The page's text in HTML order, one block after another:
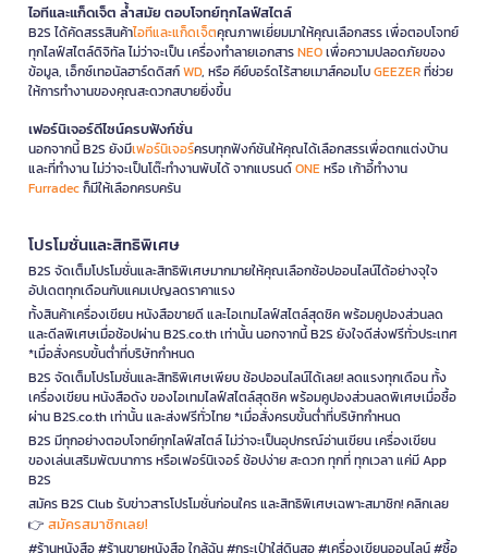
ไอทีและแก็ดเจ็ต ล้ำสมัย ตอบโจทย์ทุกไลฟ์สไตล์
B2S ได้คัดสรรสินค้าไอทีและแก็ดเจ็ตคุณภาพเยี่ยมมาให้คุณเลือกสรร เพื่อตอบโจทย์
ทุกไลฟ์สไตล์ดิจิทัล ไม่ว่าจะเป็น เครื่องทำลายเอกสารNEOเพื่อความปลอดภัยของ
ข้อมูล, เอ็กซ์เทอนัลฮาร์ดดิสก์WD, หรือ คีย์บอร์ดไร้สายเมาส์คอมโบGEEZERที่ช่วย
ให้การทำงานของคุณสะดวกสบายยิ่งขึ้น
เฟอร์นิเจอร์ดีไซน์ครบฟังก์ชั่น
นอกจากนี้ B2S ยังมีเฟอร์นิเจอร์ครบทุกฟังก์ชันให้คุณได้เลือกสรรเพื่อตกแต่งบ้าน
และที่ทำงาน ไม่ว่าจะเป็นโต๊ะทำงานพับได้ จากแบรนด์ONEหรือ เก้าอี้ทำงาน
Furradecก็มีให้เลือกครบครัน
โปรโมชั่นและสิทธิพิเศษ
B2S จัดเต็มโปรโมชั่นและสิทธิพิเศษมากมายให้คุณเลือกช้อปออนไลน์ได้อย่างจุใจ
อัปเดตทุกเดือนกับแคมเปญลดราคาแรง
ทั้งสินค้าเครื่องเขียน หนังสือขายดี และไอเทมไลฟ์สไตล์สุดชิค พร้อมคูปองส่วนลด
และดีลพิเศษเมื่อช้อปผ่าน B2S.co.th เท่านั้น นอกจากนี้ B2S ยังใจดีส่งฟรีทั่วประเทศ
*เมื่อสั่งครบขั้นต่ำที่บริษัทกำหนด
B2S จัดเต็มโปรโมชั่นและสิทธิพิเศษเพียบ ช้อปออนไลน์ได้เลย! ลดแรงทุกเดือน ทั้ง
เครื่องเขียน หนังสือดัง ของไอเทมไลฟ์สไตล์สุดชิค พร้อมคูปองส่วนลดพิเศษเมื่อซื้อ
ผ่าน B2S.co.th เท่านั้น และส่งฟรีทั่วไทย *เมื่อสั่งครบขั้นต่ำที่บริษัทกำหนด
B2S มีทุกอย่างตอบโจทย์ทุกไลฟ์สไตล์ ไม่ว่าจะเป็นอุปกรณ์อ่านเขียน เครื่องเขียน
ของเล่นเสริมพัฒนาการ หรือเฟอร์นิเจอร์ ช้อปง่าย สะดวก ทุกที่ ทุกเวลา แค่มี App
B2S
สมัคร B2S Club รับข่าวสารโปรโมชั่นก่อนใคร และสิทธิพิเศษเฉพาะสมาชิก! คลิกเลย
👉 สมัครสมาชิกเลย!
#ร้านหนังสือ #ร้านขายหนังสือ ใกล้ฉัน #กระเป๋าใส่ดินสอ #เครื่องเขียนออนไลน์ #ซื้อ